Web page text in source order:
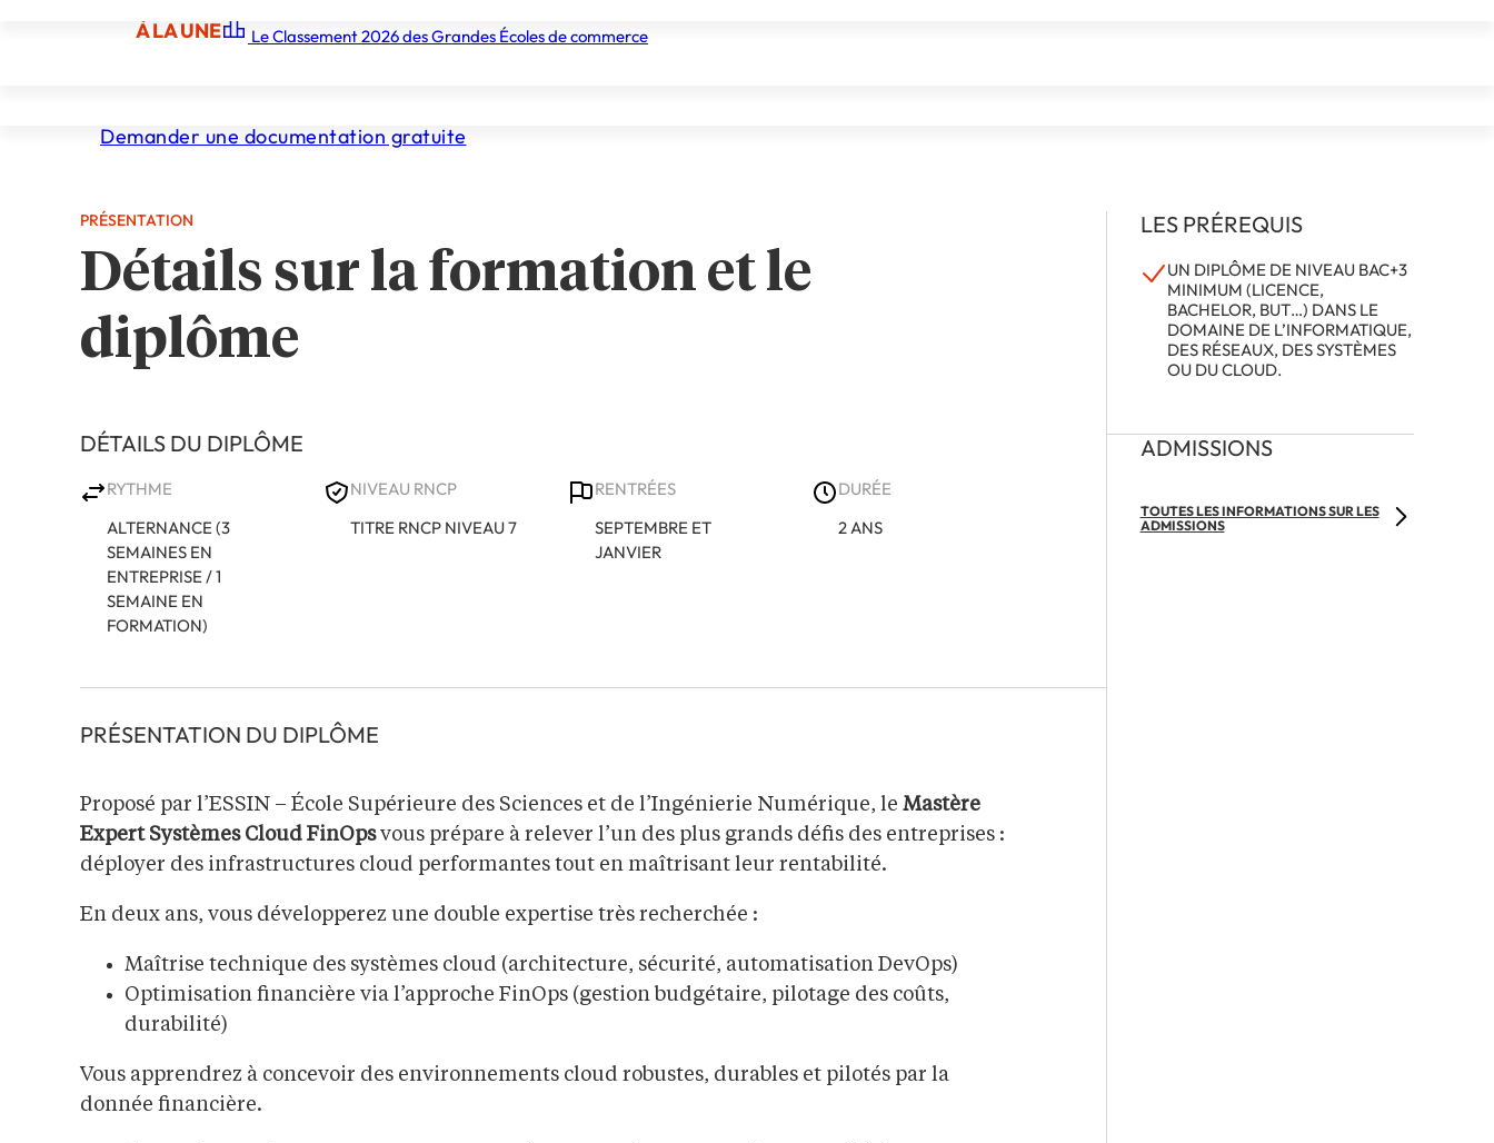
À LA UNE Le Classement 2026 des Grandes Écoles de commerce
FinOps
Demander une documentation gratuite
PRÉSENTATION
Détails sur la formation et le
diplôme
DÉTAILS DU DIPLÔME
RYTHME
ALTERNANCE (3
SEMAINES EN
ENTREPRISE / 1
SEMAINE EN
FORMATION)
NIVEAU RNCP
TITRE RNCP NIVEAU 7
RENTRÉES
SEPTEMBRE ET
JANVIER
DURÉE
2 ANS
PRÉSENTATION DU DIPLÔME
Proposé par l’ESSIN – École Supérieure des Sciences et de l’Ingénierie Numérique, le Mastère
Expert Systèmes Cloud FinOpsvous prépare à relever l’un des plus grands défis des entreprises :
déployer des infrastructures cloud performantes tout en maîtrisant leur rentabilité.
En deux ans, vous développerez une double expertise très recherchée :
Maîtrise technique des systèmes cloud (architecture, sécurité, automatisation DevOps)
Optimisation financière via l’approche FinOps (gestion budgétaire, pilotage des coûts,
durabilité)
Vous apprendrez à concevoir des environnements cloud robustes, durables et pilotés par la
donnée financière.
LES PRÉREQUIS
UN DIPLÔME DE NIVEAU BAC+3
MINIMUM (LICENCE,
BACHELOR, BUT…) DANS LE
DOMAINE DE L’INFORMATIQUE,
DES RÉSEAUX, DES SYSTÈMES
OU DU CLOUD.
ADMISSIONS
TOUTES LES INFORMATIONS SUR LES
ADMISSIONS